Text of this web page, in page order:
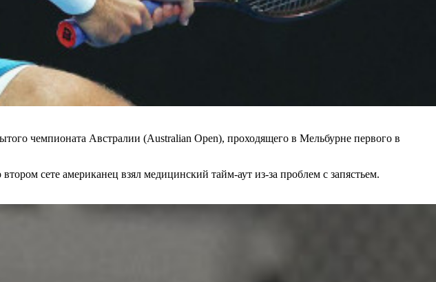
чемпионата Австралии (Australian Open), проходящего в Мельбурне первого в
сете американец взял медицинский тайм-аут из-за проблем с запястьем.